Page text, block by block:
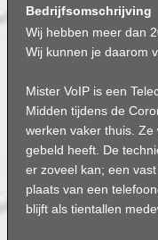
Bedrijfsomschrijving
Wij hebben meer dan
Wij kunnen je daarom
Mister VoIP is een
Midden tijdens de
werken vaker thuis. Ze
gebeld heeft. De
er zoveel kan; een
plaats van een
blijft als tientallen